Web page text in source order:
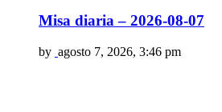
Misa diaria – 2026-08-07
by agosto 7, 2026, 3:46 pm